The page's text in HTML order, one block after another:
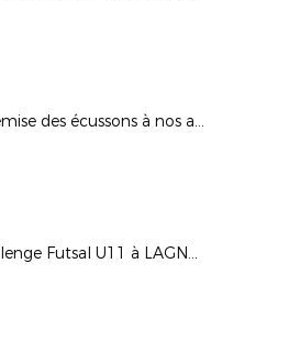
La remise des écussons à nos arbitres
Challenge Futsal U11 à LAGNY du samedi 03 mars 2018